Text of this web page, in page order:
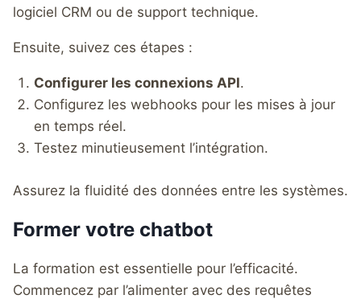
logiciel CRM ou de support technique.
Ensuite, suivez ces étapes :
Configurer les connexions API.
Configurez les webhooks pour les mises à jour
en temps réel.
Testez minutieusement l’intégration.
Assurez la fluidité des données entre les systèmes.
Former votre chatbot
La formation est essentielle pour l’efficacité.
Commencez par l’alimenter avec des requêtes